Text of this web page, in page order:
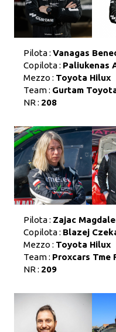
Pilota : Vanagas
Copilota : Paliukenas
Mezzo : Toyota Hilux
Team : Gurtam
NR : 208
Pilota : Zajac
Copilota : Blazej
Mezzo : Toyota Hilux
Team : Proxcars Tme
NR : 209